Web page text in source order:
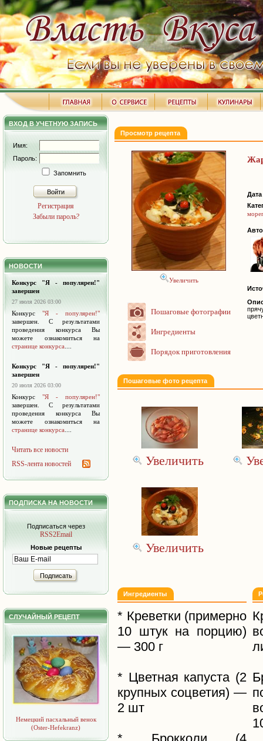
ВХОД В УЧЕТНУЮ ЗАПИСЬ
Имя:
Пароль:
Запомнить
Войти
Регистрация
Забыли пароль?
НОВОСТИ
Конкурс "Я - популярен!"
завершен
27 июля 2026 03:00
Конкурс "Я - популярен!"
завершен. С результатами
проведения конкурса Вы
можете ознакомиться на
странице конкурса
Конкурс "Я - популярен!"
завершен
20 июля 2026 03:00
Конкурс "Я - популярен!"
завершен. С результатами
проведения конкурса Вы
можете ознакомиться на
странице конкурса
Читать все новости
RSS-лента новостей
ПОДПИСКА НА НОВОСТИ
Подписаться через
RSS2Email
Новые рецепты
Подписать
СЛУЧАЙНЫЙ РЕЦЕПТ
Немецкий пасхальный венок
(Oster-Hefekranz)
Просмотр рецепта
Увеличить
Пошаговые фотографии
Ингредиенты
Порядок приготовления
Пошаговые фото рецепта
Увеличить
Увеличить
Ингредиенты
* Креветки (примерно
10 штук на порцию)
— 300 г
* Цветная капуста (2
крупных соцветия) —
2 шт